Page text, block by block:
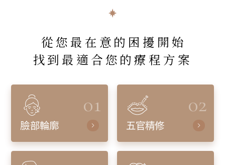
從您最在意的困擾開始
找到最適合您的療程方案
01
臉部輪廓
02
五官精修